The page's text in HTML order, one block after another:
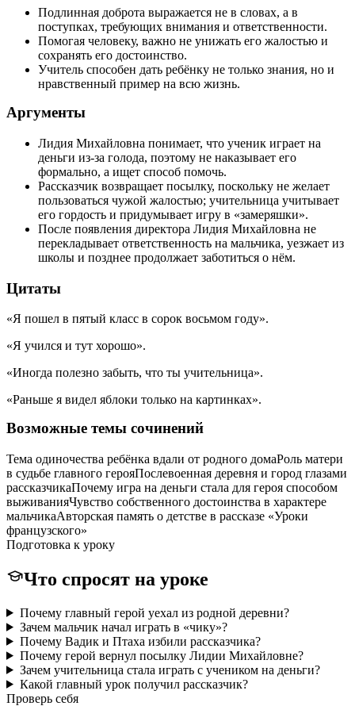
Подлинная доброта выражается не в словах, а в
поступках, требующих внимания и ответственности.
Помогая человеку, важно не унижать его жалостью и
сохранять его достоинство.
Учитель способен дать ребёнку не только знания, но и
нравственный пример на всю жизнь.
Аргументы
Лидия Михайловна понимает, что ученик играет на
деньги из-за голода, поэтому не наказывает его
формально, а ищет способ помочь.
Рассказчик возвращает посылку, поскольку не желает
пользоваться чужой жалостью; учительница учитывает
его гордость и придумывает игру в «замеряшки».
После появления директора Лидия Михайловна не
перекладывает ответственность на мальчика, уезжает из
школы и позднее продолжает заботиться о нём.
Цитаты
«Я пошел в пятый класс в сорок восьмом году».
«Я учился и тут хорошо».
«Иногда полезно забыть, что ты учительница».
«Раньше я видел яблоки только на картинках».
Возможные темы сочинений
Тема одиночества ребёнка вдали от родного домаРоль матери
в судьбе главного герояПослевоенная деревня и город глазами
рассказчикаПочему игра на деньги стала для героя способом
выживанияЧувство собственного достоинства в характере
мальчикаАвторская память о детстве в рассказе «Уроки
французского»
Подготовка к уроку
Что спросят на уроке
Почему главный герой уехал из родной деревни?
Зачем мальчик начал играть в «чику»?
Почему Вадик и Птаха избили рассказчика?
Почему герой вернул посылку Лидии Михайловне?
Зачем учительница стала играть с учеником на деньги?
Какой главный урок получил рассказчик?
Проверь себя